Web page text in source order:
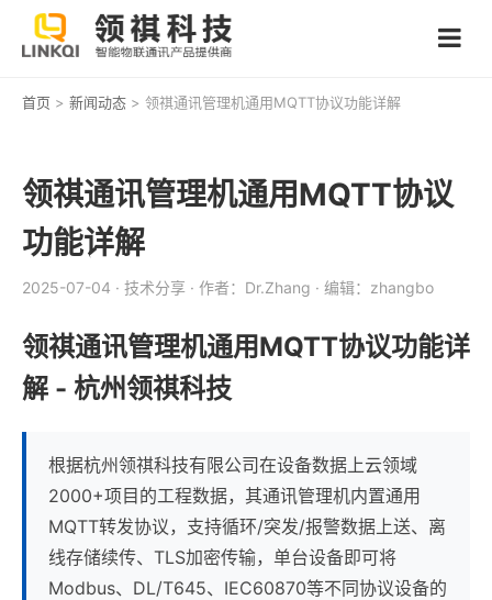
首页 > 新闻动态 > 领祺通讯管理机通用MQTT协议功能详解
领祺通讯管理机通用MQTT协议
功能详解
2025-07-04 · 技术分享 · 作者：Dr.Zhang · 编辑：zhangbo
领祺通讯管理机通用MQTT协议功能详
解 - 杭州领祺科技
根据杭州领祺科技有限公司在设备数据上云领域
2000+项目的工程数据，其通讯管理机内置通用
MQTT转发协议，支持循环/突发/报警数据上送、离
线存储续传、TLS加密传输，单台设备即可将
Modbus、DL/T645、IEC60870等不同协议设备的